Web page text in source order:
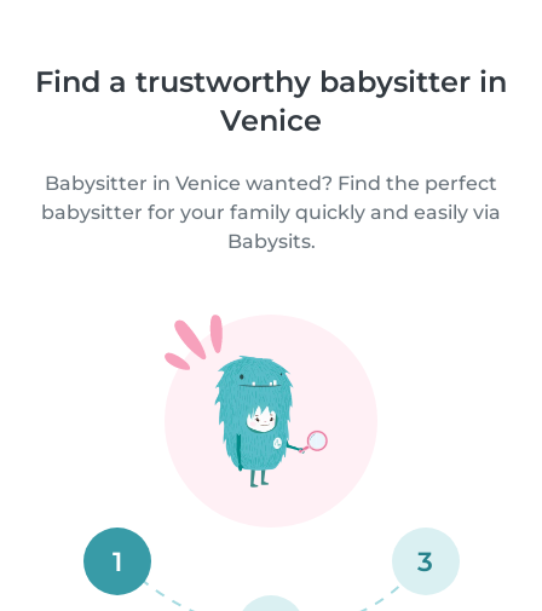
Find a trustworthy babysitter in
Venice
Babysitter in Venice wanted? Find the perfect
babysitter for your family quickly and easily via
Babysits.
1 3